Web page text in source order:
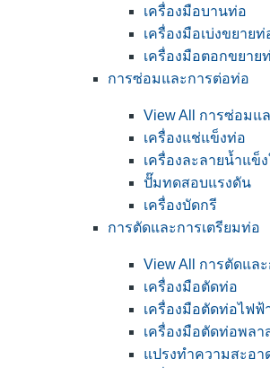
เครื่องมือบานท่อ
เครื่องมือเบ่งขยายท่
เครื่องมือตอกขยาย
การซ่อมและการต่อท่อ
View All การซ่อมแ
เครื่องแช่แข็งท่อ
เครื่องละลายน้ำแข็
ปั๊มทดสอบแรงดัน
เครื่องบัดกรี
การตัดและการเตรียมท่อ
View All การตัดแล
เครื่องมือตัดท่อ
เครื่องมือตัดท่อไฟฟ้
เครื่องมือตัดท่อพลา
แปรงทำความสะอา